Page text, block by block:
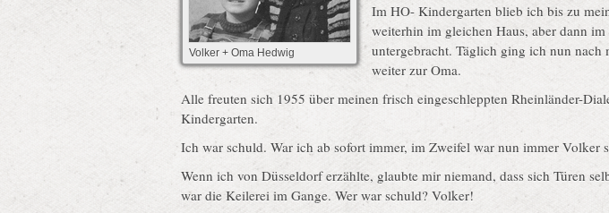
Volker + Oma Hedwig
Im HO- Kindergarten blieb ich bis zu
weiterhin im gleichen Haus, aber dann
untergebracht. Täglich ging ich nun
weiter zur Oma.
Alle freuten sich 1955 über meinen frisch eingeschleppten Rheinländer-
Kindergarten.
Ich war schuld. War ich ab sofort immer, im Zweifel war nun immer Volker
Wenn ich von Düsseldorf erzählte, glaubte mir niemand, dass sich Türen
war die Keilerei im Gange. Wer war schuld? Volker!